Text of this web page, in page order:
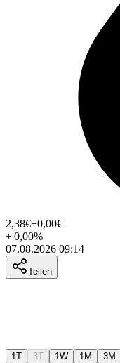
2,38€+0,00€
+0,00%
07.08.2026 09:14
Teilen
1T 3T 1W 1M 3M